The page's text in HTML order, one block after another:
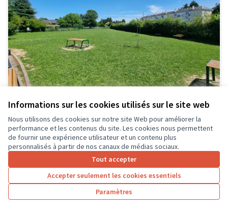
Informations sur les cookies utilisés sur le site web
Nous utilisons des cookies sur notre site Web pour améliorer la
performance et les contenus du site. Les cookies nous permettent
de fournir une expérience utilisateur et un contenu plus
personnalisés à partir de nos canaux de médias sociaux.
Tout accepter
Accepter seulement les cookies essentiels
Paramètres
De l'ombre au collège
Soumis au vote
CVC collège Montaigne
0 0